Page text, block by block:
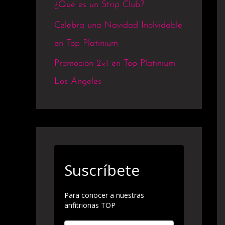
¿Qué es un Strip Club?
Celebra una Navidad Inolvidable
en Top Platinium
Promoción 2×1 en Top Platinium
Los Ángeles
Suscríbete
Para conocer a nuestras
anfitrionas TOP